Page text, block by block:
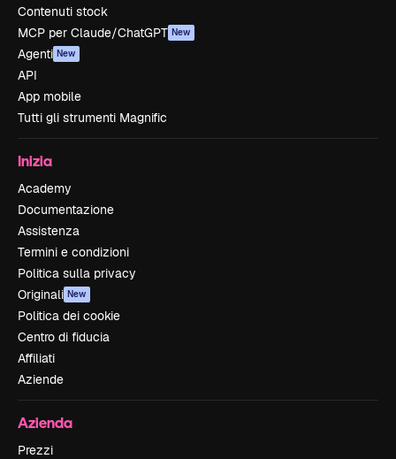
Contenuti stock
MCP per Claude/ChatGPT New
Agenti New
API
App mobile
Tutti gli strumenti Magnific
Inizia
Academy
Documentazione
Assistenza
Termini e condizioni
Politica sulla privacy
Originali New
Politica dei cookie
Centro di fiducia
Affiliati
Aziende
Azienda
Prezzi